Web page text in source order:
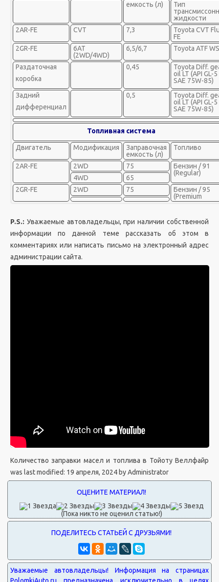
емкость (л)
Тип
жидкости
2AR-FE
CVT 7,3
Toyota CVT
FE
2GR-FE
6AT
(2WD/4WD)
6,5/6,7 Toyota ATF WS
Раздаточная
коробка
0,45
Toyota Diff.
oil LT (API GL-5
SAE 75W-85)
Задний
дифференциал
0,5
Toyota Diff.
oil LT (API GL-5
SAE 75W-85)
Топливная система
Двигатель Модификация
Заправочная
емкость (л)
Топливо
2AR-FE 2WD 75
Бензин / 91
(Regular)
4WD
65
2GR-FE
2WD 75
Бензин / 95
(Premium
P.S.: Уважаемые автовладельцы, при наличии собственной
информации по данной теме рассказать об этом в
комментариях или написать письмо на электронный адрес
администрации сайта.
Количество заправки масел и топлива в Тойоту Веллфайр
was last modified: 19 апреля, 2024byAdministrator
(Пока никто не оценил статью!)